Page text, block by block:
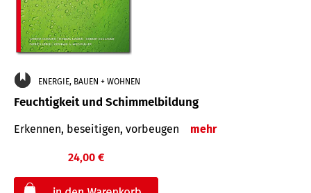
ENERGIE, BAUEN + WOHNEN
Feuchtigkeit und Schimmelbildung
Erkennen, beseitigen, vorbeugen mehr
24,00 €